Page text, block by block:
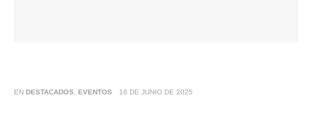
EN DESTACADOS EVENTOS 16 DE JUNIO DE 2025